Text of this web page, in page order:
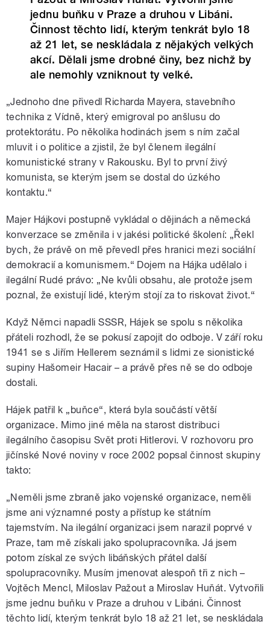
jednu buňku v Praze a druhou v Libáni.
Činnost těchto lidí, kterým tenkrát bylo 18
až 21 let, se neskládala z nějakých velkých
akcí. Dělali jsme drobné činy, bez nichž by
ale nemohly vzniknout ty velké.
„Jednoho dne přivedl Richarda Mayera, stavebního
technika z Vídně, který emigroval po anšlusu do
protektorátu. Po několika hodinách jsem s ním začal
mluvit i o politice a zjistil, že byl členem ilegální
komunistické strany v Rakousku. Byl to první živý
komunista, se kterým jsem se dostal do úzkého
kontaktu.“
Majer Hájkovi postupně vykládal o dějinách a německá
konverzace se změnila i v jakési politické školení: „Řekl
bych, že právě on mě převedl přes hranici mezi sociální
demokracií a komunismem.“ Dojem na Hájka udělalo i
ilegální Rudé právo: „Ne kvůli obsahu, ale protože jsem
poznal, že existují lidé, kterým stojí za to riskovat život.“
Když Němci napadli SSSR, Hájek se spolu s několika
přáteli rozhodl, že se pokusí zapojit do odboje. V září roku
1941 se s Jiřím Hellerem seznámil s lidmi ze sionistické
supiny Hašomeir Hacair – a právě přes ně se do odboje
dostali.
Hájek patřil k „buňce“, která byla součástí větší
organizace. Mimo jiné měla na starost distribuci
ilegálního časopisu Svět proti Hitlerovi. V rozhovoru pro
jičínské Nové noviny v roce 2002 popsal činnost skupiny
takto:
„Neměli jsme zbraně jako vojenské organizace, neměli
jsme ani významné posty a přístup ke státním
tajemstvím. Na ilegální organizaci jsem narazil poprvé v
Praze, tam mě získali jako spolupracovníka. Já jsem
potom získal ze svých libáňských přátel další
spolupracovníky. Musím jmenovat alespoň tři z nich –
Vojtěch Mencl, Miloslav Pažout a Miroslav Huňát. Vytvořili
jsme jednu buňku v Praze a druhou v Libáni. Činnost
těchto lidí, kterým tenkrát bylo 18 až 21 let, se neskládala